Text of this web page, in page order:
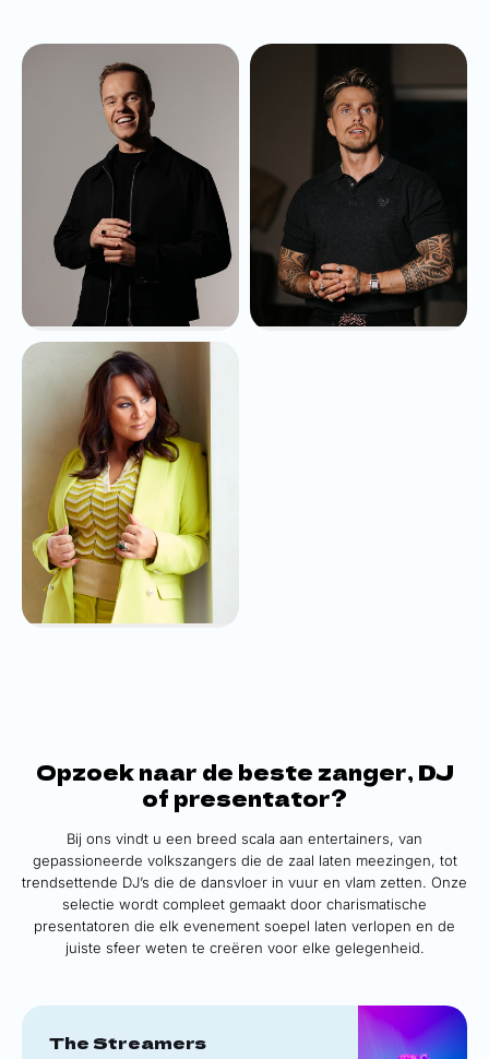
Mats van der Zon
€1.250,-
Opzoek naar de beste zanger, DJ
of presentator?
Bij ons vindt u een breed scala aan entertainers, van
gepassioneerde volkszangers die de zaal laten meezingen, tot
trendsettende DJ’s die de dansvloer in vuur en vlam zetten. Onze
selectie wordt compleet gemaakt door charismatische
presentatoren die elk evenement soepel laten verlopen en de
juiste sfeer weten te creëren voor elke gelegenheid.
The Streamers